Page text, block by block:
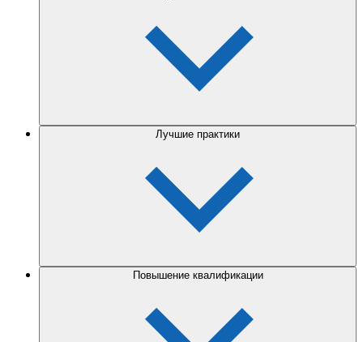
Лучшие практики
Повышение квалификации